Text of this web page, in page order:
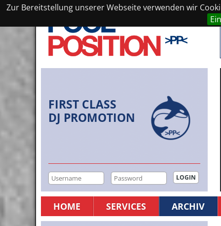
Zur Bereitstellung unserer Webseite verwenden wir
FIRST CLASS
DJ PROMOTION
HOME SERVICES ARCHIV